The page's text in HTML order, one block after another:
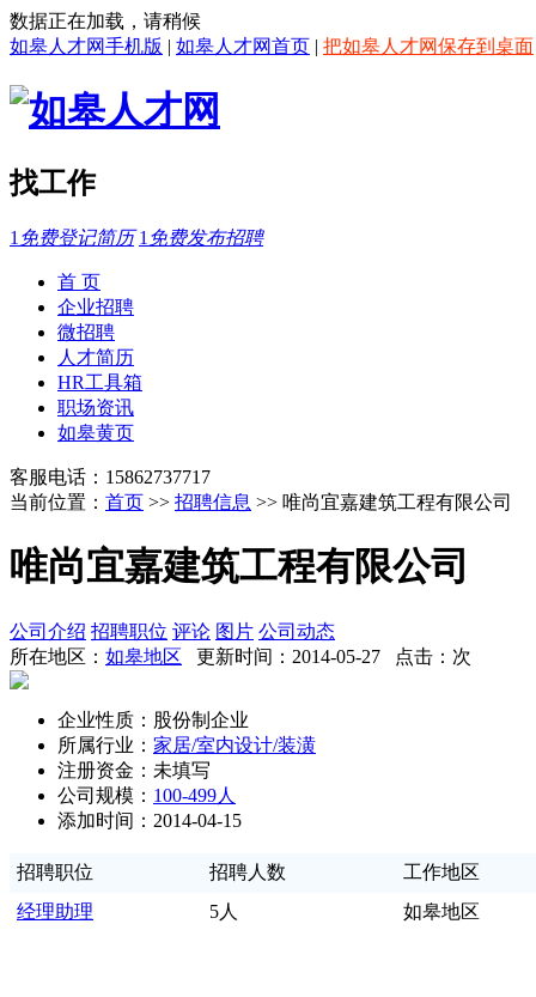
数据正在加载，请稍候
如皋人才网手机版 | 如皋人才网首页 | 把如皋人才网保存到桌面
找工作
1 免费登记简历 1 免费发布招聘
首 页
企业招聘
微招聘
人才简历
HR工具箱
职场资讯
如皋黄页
客服电话：15862737717
当前位置： 首页 >> 招聘信息 >> 唯尚宜嘉建筑工程有限公司
唯尚宜嘉建筑工程有限公司
公司介绍 招聘职位 评论 图片 公司动态
所在地区： 如皋地区 更新时间：2014-05-27 点击： 次
企业性质：股份制企业
所属行业： 家居/室内设计/装潢
注册资金：未填写
公司规模： 100-499人
添加时间：2014-04-15
招聘职位 招聘人数
工作地区
经理助理
5人 如皋地区